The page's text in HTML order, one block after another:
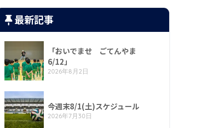
最新記事
「おいでませ ごてんやま
6/12」
2026年8月2日
今週末8/1(土)スケジュール
2026年7月30日